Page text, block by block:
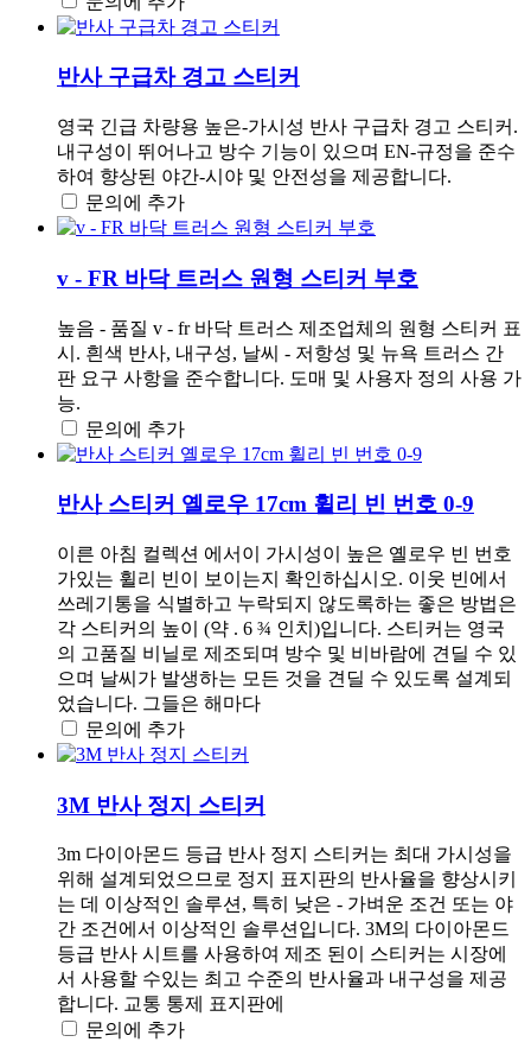
반사 구급차 경고 스티커
영국 긴급 차량용 높은-가시성 반사 구급차 경고 스티커.
내구성이 뛰어나고 방수 기능이 있으며 EN-규정을 준수
하여 향상된 야간-시야 및 안전성을 제공합니다.
문의에 추가
v - FR 바닥 트러스 원형 스티커 부호
높음 - 품질 v - fr 바닥 트러스 제조업체의 원형 스티커 표
시. 흰색 반사, 내구성, 날씨 - 저항성 및 뉴욕 트러스 간
판 요구 사항을 준수합니다. 도매 및 사용자 정의 사용 가
능.
문의에 추가
반사 스티커 옐로우 17cm 휠리 빈 번호 0-9
이른 아침 컬렉션 에서이 가시성이 높은 옐로우 빈 번호
가있는 휠리 빈이 보이는지 확인하십시오. 이웃 빈에서
쓰레기통을 식별하고 누락되지 않도록하는 좋은 방법은
각 스티커의 높이 (약 . 6 ¾ 인치)입니다. 스티커는 영국
의 고품질 비닐로 제조되며 방수 및 비바람에 견딜 수 있
으며 날씨가 발생하는 모든 것을 견딜 수 있도록 설계되
었습니다. 그들은 해마다
문의에 추가
3M 반사 정지 스티커
3m 다이아몬드 등급 반사 정지 스티커는 최대 가시성을
위해 설계되었으므로 정지 표지판의 반사율을 향상시키
는 데 이상적인 솔루션, 특히 낮은 - 가벼운 조건 또는 야
간 조건에서 이상적인 솔루션입니다. 3M의 다이아몬드
등급 반사 시트를 사용하여 제조 된이 스티커는 시장에
서 사용할 수있는 최고 수준의 반사율과 내구성을 제공
합니다. 교통 통제 표지판에
문의에 추가